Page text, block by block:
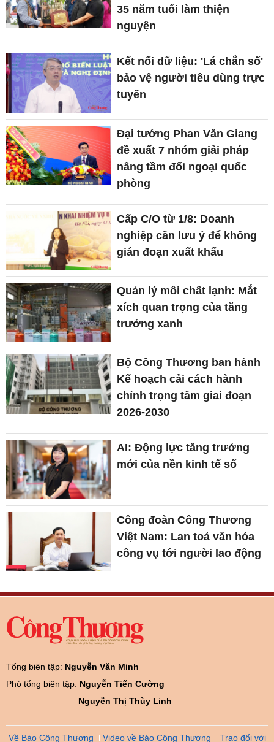
35 năm tuổi làm thiện
nguyện
Kết nối dữ liệu: 'Lá chắn số'
bảo vệ người tiêu dùng trực
tuyến
Đại tướng Phan Văn Giang
đề xuất 7 nhóm giải pháp
nâng tầm đối ngoại quốc
phòng
Cấp C/O từ 1/8: Doanh
nghiệp cần lưu ý để không
gián đoạn xuất khẩu
Quản lý môi chất lạnh: Mắt
xích quan trọng của tăng
trưởng xanh
Bộ Công Thương ban hành
Kế hoạch cải cách hành
chính trọng tâm giai đoạn
2026-2030
AI: Động lực tăng trưởng
mới của nền kinh tế số
Công đoàn Công Thương
Việt Nam: Lan toả văn hóa
công vụ tới người lao động
Tổng biên tập: Nguyễn Văn Minh
Phó tổng biên tập: Nguyễn Tiến Cường
Nguyễn Thị Thùy Linh
Về Báo Công Thương Video về Báo Công Thương Trao đổi với